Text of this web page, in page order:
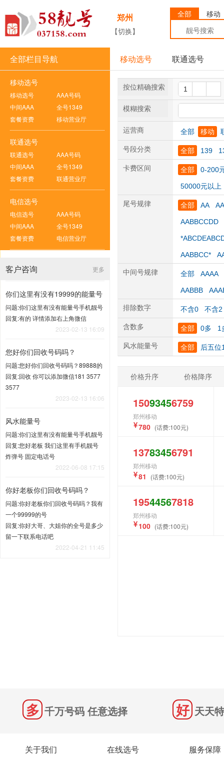
郑州
【切换】
全部 移动
全部栏目导航 移动选号 联通选号
移动选号
移动选号
AAA号码
中间AAA
全号1349
套餐资费
移动营业厅
联通选号
联通选号
AAA号码
中间AAA
全号1349
套餐资费
联通营业厅
电信选号
电信选号
AAA号码
中间AAA
全号1349
套餐资费
电信营业厅
更多
客户咨询
你们这里有没有19999的能量号
问题:你们这里有没有能量号手机靓号
回复:有的 详情添加右上角微信
2023-02-13 16:09
您好你们回收号码吗？
问题:您好你们回收号码吗？89888的
回复:回收 你可以添加微信181 3577
3577
2023-02-13 16:06
风水能量号
问题:你们这里有没有能量号手机靓号
回复:您好老板 我们这里有手机靓号
炸弹号 固定电话号
2022-06-08 17:15
你好老板你们回收号码吗？
问题:你好老板你们回收号码吗？我有
一个99999的号
回复:你好大哥、大姐你的全号是多少
留一下联系电话吧
2022-04-21 11:45
按位精确搜索
模糊搜索
运营商 全部 移动
号段分类 全部 139
卡费区间 全部 0-200
50000元以上
尾号规律 全部 AA
AABBCCDD
AABBCC*
中间号规律 全部 AAAA
AABBB
排除数字 不含0 不含2
含数多 全部 0多 1
风水能量号 全部 后五位
价格升序 价格降序
15093456759
郑州移动
780 (话费:100元)
13783456791
郑州移动
81 (话费:100元)
19544567818
郑州移动
100 (话费:100元)
千万号码 任意选择 天天
关于我们 在线选号 服务保障